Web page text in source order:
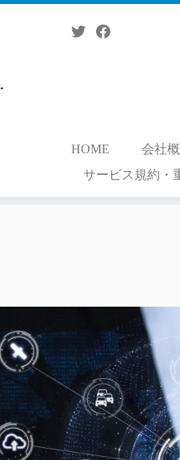
HOME 会社
サービス規約・